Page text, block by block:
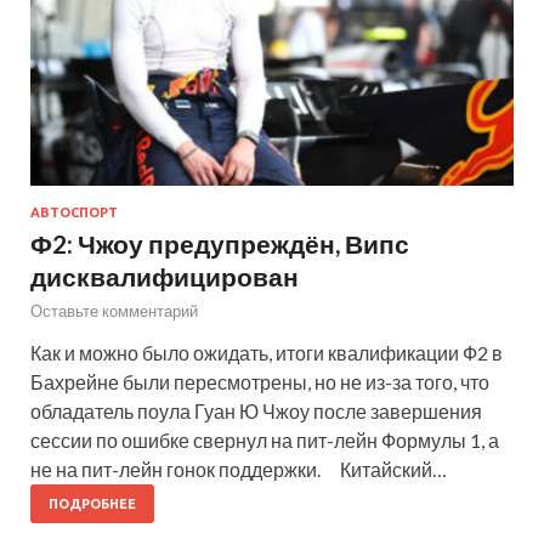
АВТОСПОРТ
Ф2: Чжоу предупреждён, Випс
дисквалифицирован
Оставьте комментарий
Как и можно было ожидать, итоги квалификации Ф2 в
Бахрейне были пересмотрены, но не из-за того, что
обладатель поула Гуан Ю Чжоу после завершения
сессии по ошибке свернул на пит-лейн Формулы 1, а
не на пит-лейн гонок поддержки. Китайский…
ПОДРОБНЕЕ